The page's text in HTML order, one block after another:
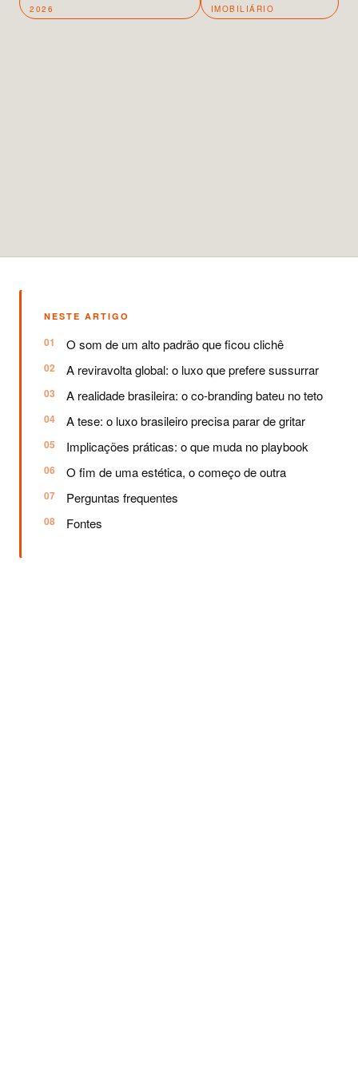
2026
IMOBILIÁRIO
NESTE ARTIGO
O som de um alto padrão que ficou clichê
A reviravolta global: o luxo que prefere sussurrar
A realidade brasileira: o co-branding bateu no teto
A tese: o luxo brasileiro precisa parar de gritar
Implicações práticas: o que muda no playbook
O fim de uma estética, o começo de outra
Perguntas frequentes
Fontes